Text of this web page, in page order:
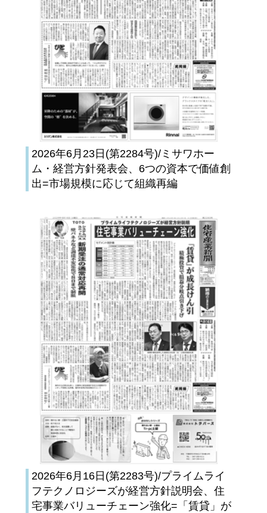
2026年6月23日(第2284号)/ミサワホー
ム・経営方針発表会、6つの資本で価値創
出=市場規模に応じて組織再編
2026年6月16日(第2283号)/プライムライ
フテクノロジーズが経営方針説明会、住
宅事業バリューチェーン強化=「賃貸」が